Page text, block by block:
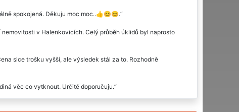
spokojená. Děkuju moc moc..👍😊😊.
v Halenkovicích. Celý průběh úklidů byl naprosto
sice trošku vyšší, ale výsledek stál za to. Rozhodně
věc co vytknout. Určitě doporučuju.